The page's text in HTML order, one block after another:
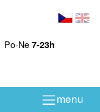
Po-Ne 7-23h
menu